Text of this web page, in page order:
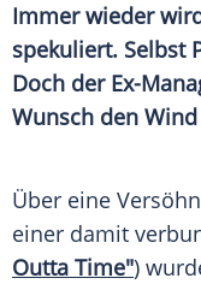
Immer wieder
spekuliert. Selbst
Doch der Ex-
Wunsch den
Über eine
einer damit
Outta Time")